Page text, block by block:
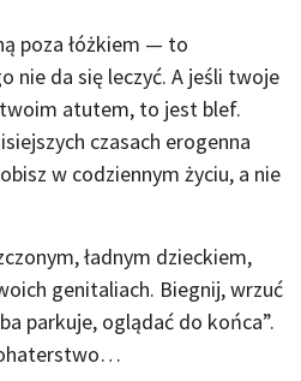
poza łóżkiem — to
nie da się leczyć. A jeśli twoje
atutem, to jest blef.
czasach erogenna
w codziennym życiu, a nie
ładnym dzieckiem,
genitaliach. Biegnij, wrzuć
parkuje, oglądać do końca”.